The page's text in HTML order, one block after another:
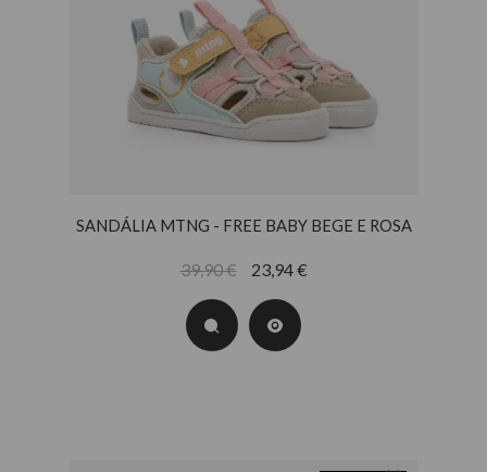
SANDÁLIA MTNG - FREE BABY BEGE E ROSA
39,90 € 23,94 €